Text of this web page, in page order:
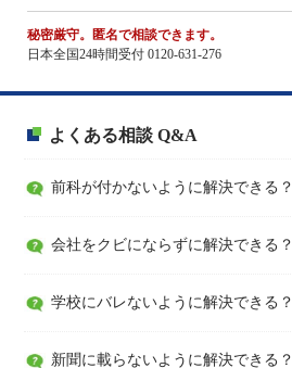
秘密厳守。匿名で相談できます。
日本全国24時間受付 0120-631-276
よくある相談 Q&A
前科が付かないように解決できる？
会社をクビにならずに解決できる？
学校にバレないように解決できる？
新聞に載らないように解決できる？